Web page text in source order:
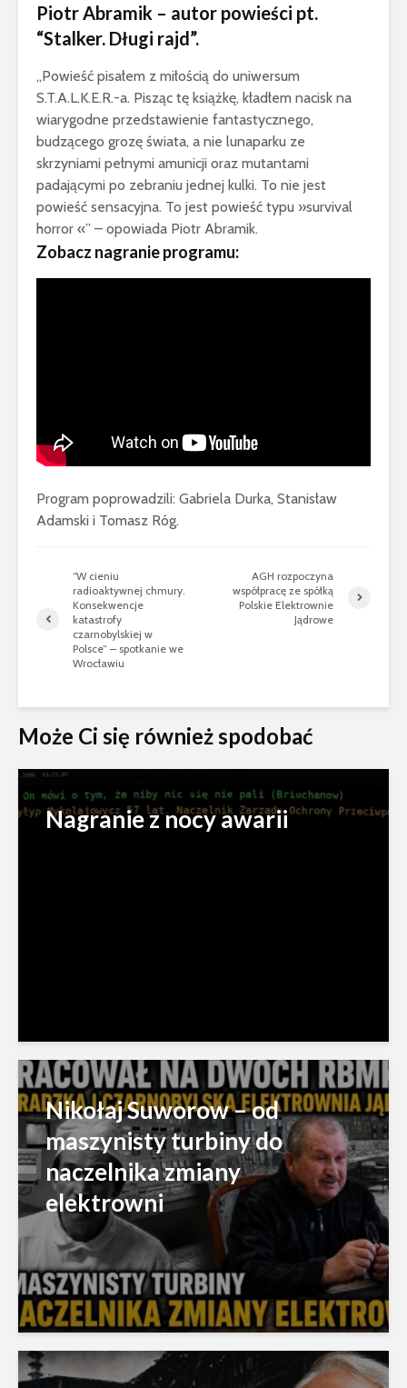
Piotr Abramik – autor powieści pt.
“Stalker. Długi rajd”.
„Powieść pisałem z miłością do uniwersum
S.T.A.L.K.E.R.-a. Pisząc tę książkę, kładłem nacisk na
wiarygodne przedstawienie fantastycznego,
budzącego grozę świata, a nie lunaparku ze
skrzyniami pełnymi amunicji oraz mutantami
padającymi po zebraniu jednej kulki. To nie jest
powieść sensacyjna. To jest powieść typu »survival
horror «” – opowiada Piotr Abramik.
Zobacz nagranie programu:
Program poprowadzili: Gabriela Durka, Stanisław
Adamski i Tomasz Róg.
“W cieniu
radioaktywnej chmury.
Konsekwencje
katastrofy
czarnobylskiej w
Polsce” – spotkanie we
Wrocławiu
AGH rozpoczyna
współpracę ze spółką
Polskie Elektrownie
Jądrowe
Może Ci się również spodobać
Nagranie z nocy awarii
Nikołaj Suworow – od
maszynisty turbiny do
naczelnika zmiany
elektrowni